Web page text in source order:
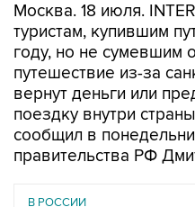
Москва. 18 июля.
туристам, купившим
году, но не сумевшим
путешествие из-за
вернут деньги или
поездку внутри
сообщил в
правительства РФ
В РОССИИ